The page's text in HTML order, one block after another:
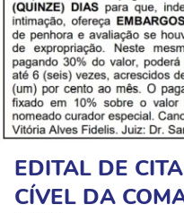
EDITAL DE
CÍVEL DA